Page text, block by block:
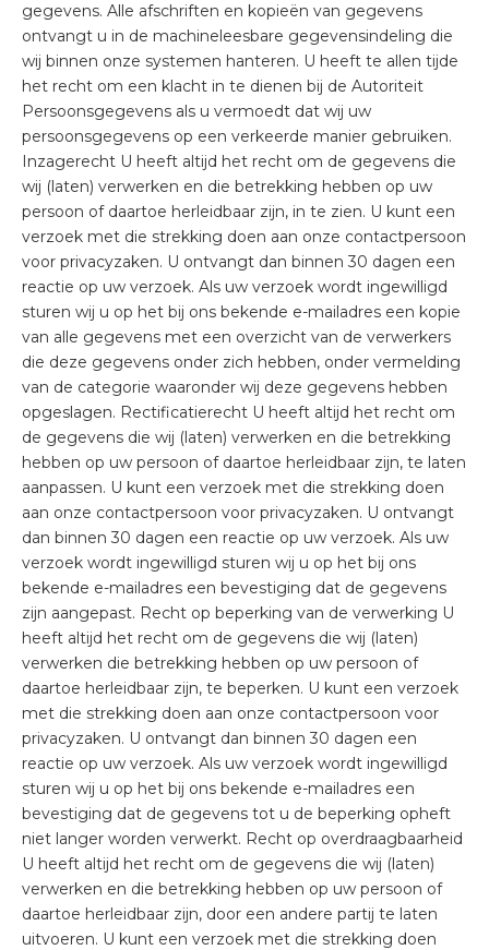
gegevens. Alle afschriften en kopieën van gegevens
ontvangt u in de machineleesbare gegevensindeling die
wij binnen onze systemen hanteren. U heeft te allen tijde
het recht om een klacht in te dienen bij de Autoriteit
Persoonsgegevens als u vermoedt dat wij uw
persoonsgegevens op een verkeerde manier gebruiken.
Inzagerecht U heeft altijd het recht om de gegevens die
wij (laten) verwerken en die betrekking hebben op uw
persoon of daartoe herleidbaar zijn, in te zien. U kunt een
verzoek met die strekking doen aan onze contactpersoon
voor privacyzaken. U ontvangt dan binnen 30 dagen een
reactie op uw verzoek. Als uw verzoek wordt ingewilligd
sturen wij u op het bij ons bekende e-mailadres een kopie
van alle gegevens met een overzicht van de verwerkers
die deze gegevens onder zich hebben, onder vermelding
van de categorie waaronder wij deze gegevens hebben
opgeslagen. Rectificatierecht U heeft altijd het recht om
de gegevens die wij (laten) verwerken en die betrekking
hebben op uw persoon of daartoe herleidbaar zijn, te laten
aanpassen. U kunt een verzoek met die strekking doen
aan onze contactpersoon voor privacyzaken. U ontvangt
dan binnen 30 dagen een reactie op uw verzoek. Als uw
verzoek wordt ingewilligd sturen wij u op het bij ons
bekende e-mailadres een bevestiging dat de gegevens
zijn aangepast. Recht op beperking van de verwerking U
heeft altijd het recht om de gegevens die wij (laten)
verwerken die betrekking hebben op uw persoon of
daartoe herleidbaar zijn, te beperken. U kunt een verzoek
met die strekking doen aan onze contactpersoon voor
privacyzaken. U ontvangt dan binnen 30 dagen een
reactie op uw verzoek. Als uw verzoek wordt ingewilligd
sturen wij u op het bij ons bekende e-mailadres een
bevestiging dat de gegevens tot u de beperking opheft
niet langer worden verwerkt. Recht op overdraagbaarheid
U heeft altijd het recht om de gegevens die wij (laten)
verwerken en die betrekking hebben op uw persoon of
daartoe herleidbaar zijn, door een andere partij te laten
uitvoeren. U kunt een verzoek met die strekking doen